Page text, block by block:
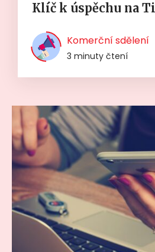
Klíč k úspěchu na
Komerční sdělení
3 minuty čtení